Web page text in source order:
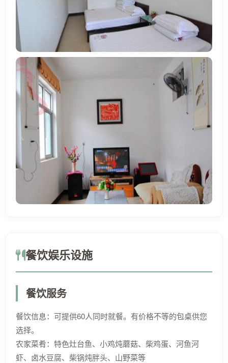
餐饮娱乐设施
餐饮服务
餐饮信息：可提供60人同时就餐。有价格不等的包桌供您
选择。
农家菜肴：特色灶台鱼、小鸡炖蘑菇、柴鸡蛋、河鱼河
虾、卤水豆腐、柴锅炖胖头、山野菜等